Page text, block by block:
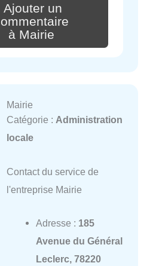
Ajouter un
à Mairie
Mairie
Catégorie : Administration
locale
Contact du service de
l'entreprise Mairie
Adresse : 185
Avenue du Général
Leclerc, 78220